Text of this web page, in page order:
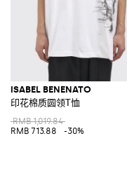
ISABEL BENENATO
印花棉质圆领T恤
RMB 1,019.84
RMB 713.88
-30%